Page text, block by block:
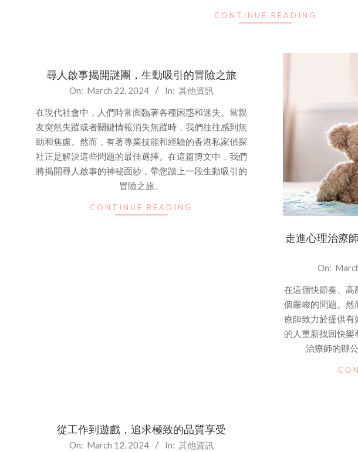
CONTINUE READING
尋人啟事揭開謎團，生動吸引的冒險之旅
22
On: March 22, 2024 In: 其他資訊
在現代社會中，人們時常面臨著各種困惑和迷失。當親
友突然失蹤或者關鍵情報消失無蹤時，我們往往感到無
助和焦慮。然而，有著專業技能和經驗的香港私家偵探
社正是解決這些問題的最佳選擇。在這篇博文中，我們
將揭開尋人啟事的神秘面紗，帶您踏上一段生動吸引的
冒險之旅。
CONTINUE READING
走進心理治療
18
On:
在這個快節奏、高
個嚴峻的問題。然
療師致力於提供有
的人重新找回快樂
治療師的辦
從工作到遊戲，追求極致的品質享受
On: March 12, 2024 In: 其他資訊